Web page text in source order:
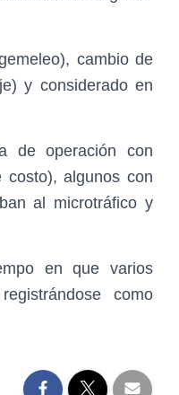
cambio de
y considerado en
de operación con
algunos con
al microtráfico y
en que varios
como